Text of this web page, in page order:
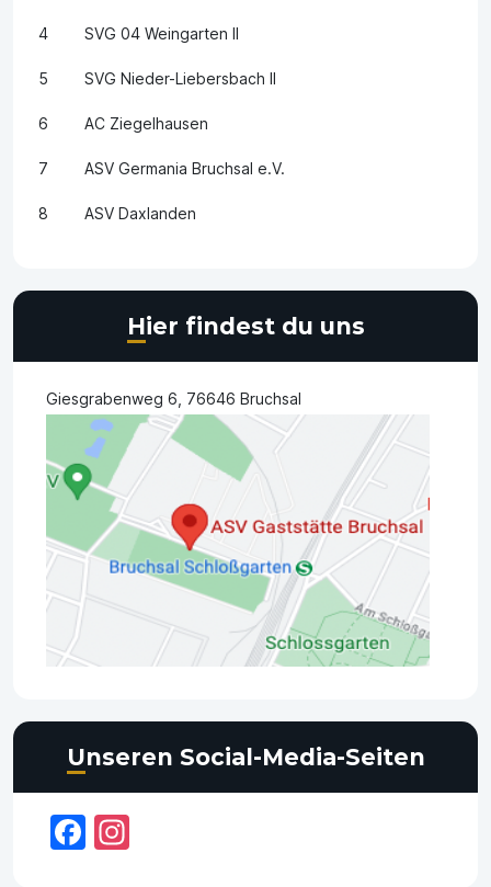
4 SVG 04 Weingarten II
5 SVG Nieder-Liebersbach II
6 AC Ziegelhausen
7 ASV Germania Bruchsal e.V.
8 ASV Daxlanden
Hier findest du uns
Giesgrabenweg 6, 76646 Bruchsal
Unseren Social-Media-Seiten
Facebook